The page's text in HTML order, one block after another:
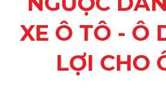
XE Ô TÔ - Ô
LỢI CHO